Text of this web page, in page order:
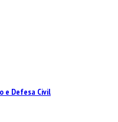
e Defesa Civil